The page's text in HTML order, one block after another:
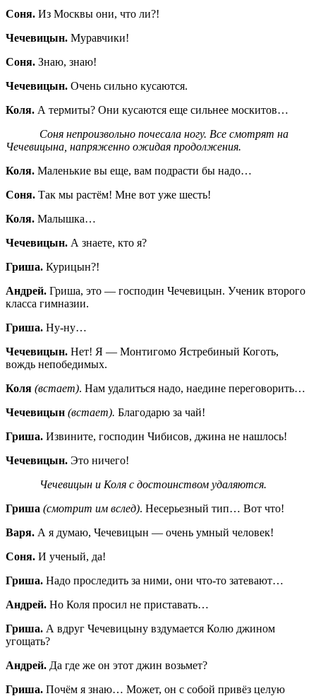
Соня. Из Москвы они, что ли?!
Чечевицын. Муравчики!
Соня. Знаю, знаю!
Чечевицын. Очень сильно кусаются.
Коля. А термиты? Они кусаются еще сильнее москитов…
Соня непроизвольно почесала ногу. Все смотрят на
Чечевицына, напряженно ожидая продолжения.
Коля. Маленькие вы еще, вам подрасти бы надо…
Соня. Так мы растём! Мне вот уже шесть!
Коля. Малышка…
Чечевицын. А знаете, кто я?
Гриша. Курицын?!
Андрей. Гриша, это — господин Чечевицын. Ученик второго
класса гимназии.
Гриша. Ну-ну…
Чечевицын. Нет! Я — Монтигомо Ястребиный Коготь,
вождь непобедимых.
Коля (встает). Нам удалиться надо, наедине переговорить…
Чечевицын (встает). Благодарю за чай!
Гриша. Извините, господин Чибисов, джина не нашлось!
Чечевицын. Это ничего!
Чечевицын и Коля с достоинством удаляются.
Гриша (смотрит им вслед). Несерьезный тип… Вот что!
Варя. А я думаю, Чечевицын — очень умный человек!
Соня. И ученый, да!
Гриша. Надо проследить за ними, они что-то затевают…
Андрей. Но Коля просил не приставать…
Гриша. А вдруг Чечевицыну вздумается Колю джином
угощать?
Андрей. Да где же он этот джин возьмет?
Гриша. Почём я знаю… Может, он с собой привёз целую